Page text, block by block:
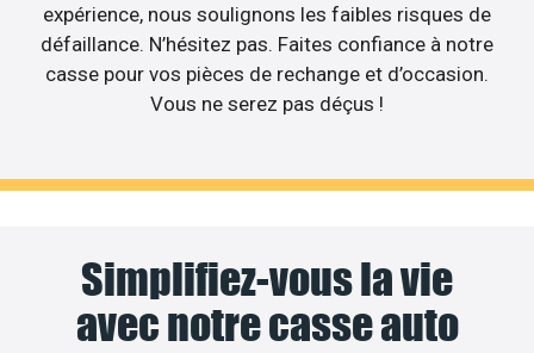
expérience, nous soulignons les faibles risques de
défaillance. N’hésitez pas. Faites confiance à notre
casse pour vos pièces de rechange et d’occasion.
Vous ne serez pas déçus !
Simplifiez-vous la vie
avec notre casse auto